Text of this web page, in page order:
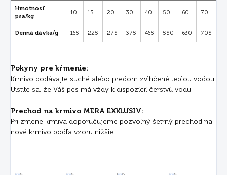
Hmotnosť
psa/kg
10 15 20 30 40 50 60 70
Denná dávka/g 165 225 275 375 465 550 630 705
Pokyny pre kŕmenie:
Krmivo podávajte suché alebo predom zvlhčené teplou vodou.
Uistite sa, že Váš pes má vždy k dispozícií čerstvú vodu.
Prechod na krmivo MERA EXKLUSIV:
Pri zmene krmiva doporučujeme pozvoľný šetrný prechod na
nové krmivo podľa vzoru nižšie.